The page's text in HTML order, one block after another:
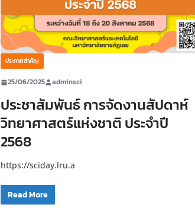
ประกาศสำคัญ
25/06/2025 adminsci
ประชาสัมพันธ์ การจัดงานสัปดาห์
วิทยาศาสตร์แห่งชาติ ประจำปี
2568
https://sciday.lru.a
Read More